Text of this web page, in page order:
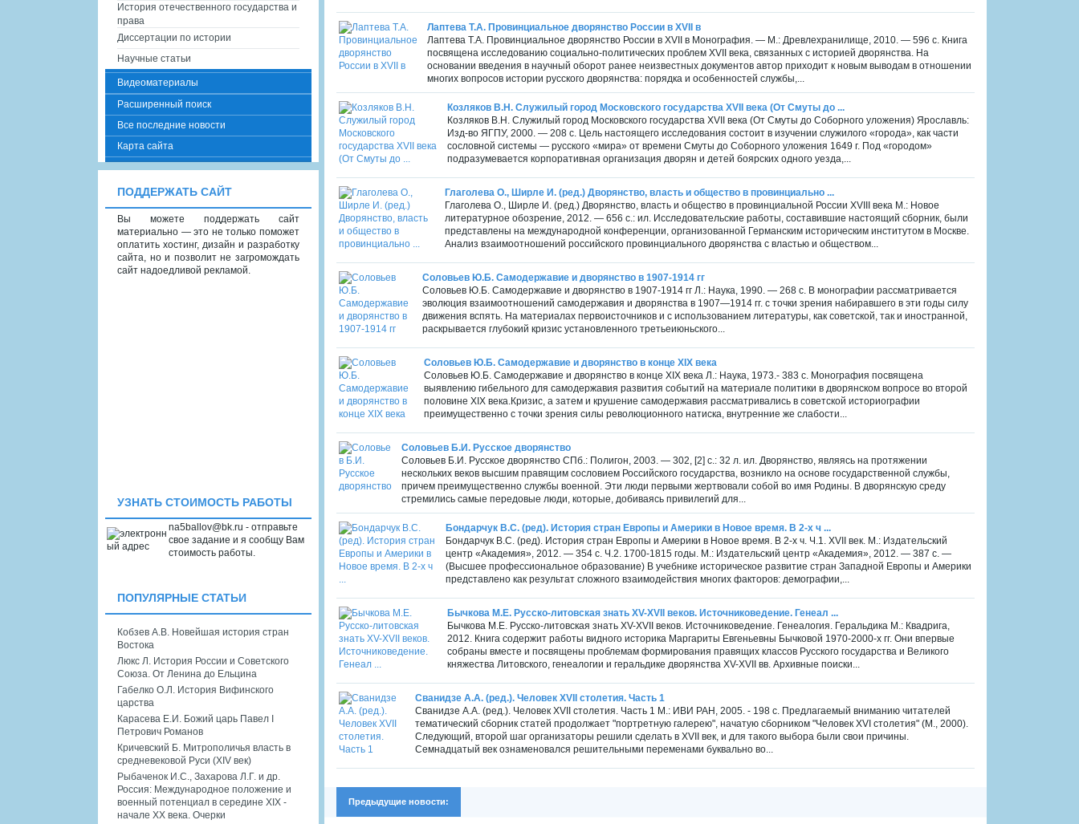
Лаптева Т.А. Провинциальное дворянство России в XVII в
Лаптева Т.А. Провинциальное дворянство России в XVII в Монография. — М.: Древлехранилище, 2010. — 596 с. Книга
посвящена исследованию социально-политических проблем XVII века, связанных с историей дворянства. На
основании введения в научный оборот ранее неизвестных документов автор приходит к новым выводам в отношении
многих вопросов истории русского дворянства: порядка и особенностей службы,...
Козляков В.Н. Служилый город Московского государства XVII века (От Смуты до ...
Козляков В.Н. Служилый город Московского государства XVII века (От Смуты до Соборного уложения) Ярославль:
Изд-во ЯГПУ, 2000. — 208 с. Цель настоящего исследования состоит в изучении служилого «города», как части
сословной системы — русского «мира» от времени Смуты до Соборного уложения 1649 г. Под «городом»
подразумевается корпоративная организация дворян и детей боярских одного уезда,...
Глаголева О., Ширле И. (ред.) Дворянство, власть и общество в провинциально ...
Глаголева О., Ширле И. (ред.) Дворянство, власть и общество в провинциальной России XVIII века М.: Новое
литературное обозрение, 2012. — 656 с.: ил. Исследовательские работы, составившие настоящий сборник, были
представлены на международной конференции, организованной Германским историческим институтом в Москве.
Анализ взаимоотношений российского провинциального дворянства с властью и обществом...
Соловьев Ю.Б. Самодержавие и дворянство в 1907-1914 гг
Соловьев Ю.Б. Самодержавие и дворянство в 1907-1914 гг Л.: Наука, 1990. — 268 с. В монографии рассматривается
эволюция взаимоотношений самодержавия и дворянства в 1907—1914 гг. с точки зрения набиравшего в эти годы силу
движения вспять. На материалах первоисточников и с использованием литературы, как советской, так и иностранной,
раскрывается глубокий кризис установленного третьеиюньского...
Соловьев Ю.Б. Самодержавие и дворянство в конце XIX века
Соловьев Ю.Б. Самодержавие и дворянство в конце XIX века Л.: Наука, 1973.- 383 с. Монография посвящена
выявлению гибельного для самодержавия развития событий на материале политики в дворянском вопросе во второй
половине XIX века.Кризис, а затем и крушение самодержавия рассматривались в советской историографии
преимущественно с точки зрения силы революционного натиска, внутренние же слабости...
Соловьев Б.И. Русское дворянство
Соловьев Б.И. Русское дворянство СПб.: Полигон, 2003. — 302, [2] с.: 32 л. ил. Дворянство, являясь на протяжении
нескольких веков высшим правящим сословием Российского государства, возникло на основе государственной службы,
причем преимущественно службы военной. Эти люди первыми жертвовали собой во имя Родины. В дворянскую среду
стремились самые передовые люди, которые, добиваясь привилегий для...
Бондарчук В.С. (ред). История стран Европы и Америки в Новое время. В 2-х ч ...
Бондарчук В.С. (ред). История стран Европы и Америки в Новое время. В 2-х ч. Ч.1. XVII век. М.: Издательский
центр «Академия», 2012. — 354 с. Ч.2. 1700-1815 годы. М.: Издательский центр «Академия», 2012. — 387 с. —
(Высшее профессиональное образование) В учебнике историческое развитие стран Западной Европы и Америки
представлено как результат сложного взаимодействия многих факторов: демографии,...
Бычкова М.Е. Русско-литовская знать XV-XVII веков. Источниковедение. Генеал ...
Бычкова М.Е. Русско-литовская знать XV-XVII веков. Источниковедение. Генеалогия. Геральдика М.: Квадрига,
2012. Книга содержит работы видного историка Маргариты Евгеньевны Бычковой 1970-2000-х гг. Они впервые
собраны вместе и посвящены проблемам формирования правящих классов Русского государства и Великого
княжества Литовского, генеалогии и геральдике дворянства XV-XVII вв. Архивные поиски...
Сванидзе А.А. (ред.). Человек XVII столетия. Часть 1
Сванидзе А.А. (ред.). Человек XVII столетия. Часть 1 М.: ИВИ РАН, 2005. - 198 с. Предлагаемый вниманию читателей
тематический сборник статей продолжает "портретную галерею", начатую сборником "Человек XVI столетия" (М., 2000).
Следующий, второй шаг организаторы решили сделать в XVII век, и для такого выбора были свои причины.
Семнадцатый век ознаменовался решительными переменами буквально во...
Предыдущие новости:
История отечественного государства и
права
Диссертации по истории
Научные статьи
Видеоматериалы
Расширенный поиск
Все последние новости
Карта сайта
ПОДДЕРЖАТЬ САЙТ
Вы можете поддержать сайт
материально — это не только поможет
оплатить хостинг, дизайн и разработку
сайта, но и позволит не загромождать
сайт надоедливой рекламой.
УЗНАТЬ СТОИМОСТЬ РАБОТЫ
na5ballov@bk.ru - отправьте
свое задание и я сообщу Вам
стоимость работы.
ПОПУЛЯРНЫЕ СТАТЬИ
Кобзев А.В. Новейшая история стран
Востока
Люкс Л. История России и Советского
Союза. От Ленина до Ельцина
Габелко О.Л. История Вифинского
царства
Карасева Е.И. Божий царь Павел I
Петрович Романов
Кричевский Б. Митрополичья власть в
средневековой Руси (XIV век)
Рыбаченок И.С., Захарова Л.Г. и др.
Россия: Международное положение и
военный потенциал в середине XIX -
начале XX века. Очерки